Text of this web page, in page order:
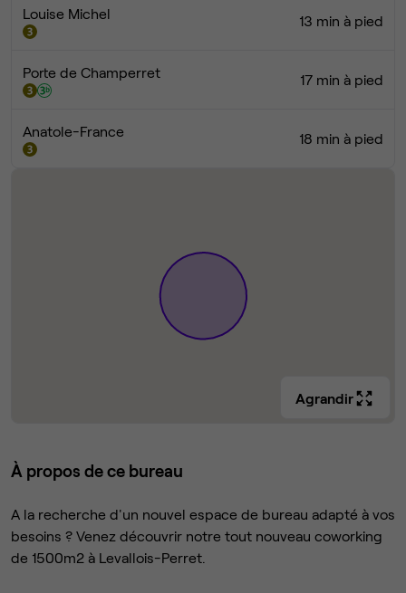
Louise Michel 13 min à pied
Porte de Champerret 17 min à pied
Anatole-France 18 min à pied
Agrandir
À propos de ce bureau
A la recherche d'un nouvel espace de bureau adapté à vos
besoins ? Venez découvrir notre tout nouveau coworking
de 1500m2 à Levallois-Perret.